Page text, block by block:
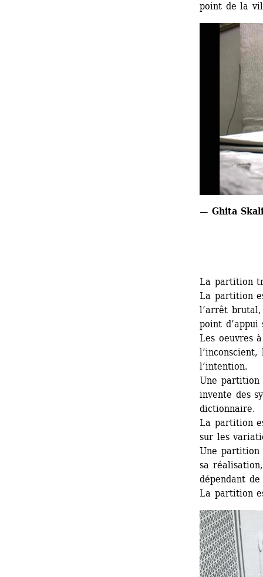
point de la
— Ghita
La partition
La partition
l’arrêt brutal,
point
Les oeuvres
l’intention.
Une partition
invente des
dictionnaire.
La partition
sur les
Une partition
sa
dépendant
La partition